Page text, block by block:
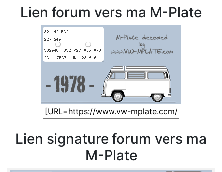
Lien forum vers ma M-Plate
Lien signature forum vers ma
M-Plate